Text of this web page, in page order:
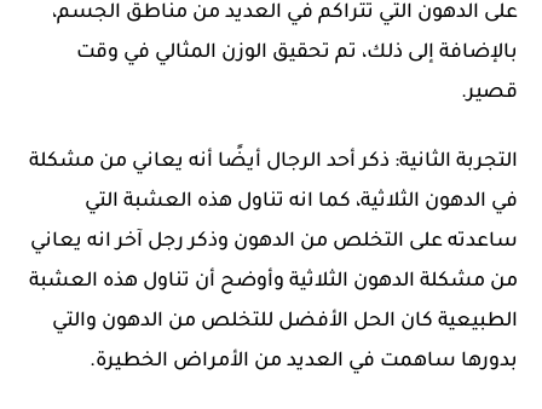
على الدهون التي تتراكم في العديد من مناطق الجسم،
بالإضافة إلى ذلك، تم تحقيق الوزن المثالي في وقت
قصير.
التجربة الثانية: ذكر أحد الرجال أيضًا أنه يعاني من مشكلة
في الدهون الثلاثية، كما انه تناول هذه العشبة التي
ساعدته على التخلص من الدهون وذكر رجل آخر انه يعاني
من مشكلة الدهون الثلاثية وأوضح أن تناول هذه العشبة
الطبيعية كان الحل الأفضل للتخلص من الدهون والتي
بدورها ساهمت في العديد من الأمراض الخطيرة.